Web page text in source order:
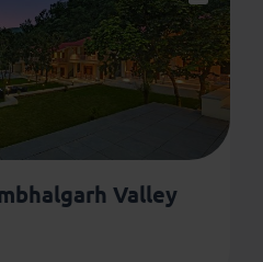
Valley